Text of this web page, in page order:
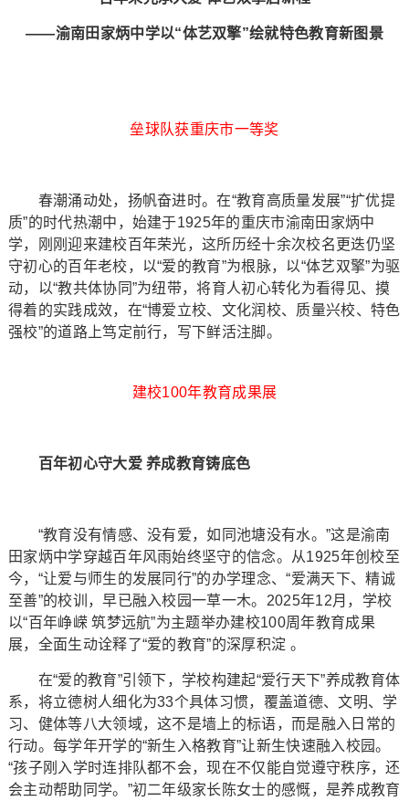
——渝南田家炳中学以“体艺双擎”绘就特色教育新图景
垒球队获重庆市一等奖
春潮涌动处，扬帆奋进时。在“教育高质量发展”“扩优提
质”的时代热潮中，始建于1925年的重庆市渝南田家炳中
学，刚刚迎来建校百年荣光，这所历经十余次校名更迭仍坚
守初心的百年老校，以“爱的教育”为根脉，以“体艺双擎”为驱
动，以“教共体协同”为纽带，将育人初心转化为看得见、摸
得着的实践成效，在“博爱立校、文化润校、质量兴校、特色
强校”的道路上笃定前行，写下鲜活注脚。
建校100年教育成果展
百年初心守大爱 养成教育铸底色
“教育没有情感、没有爱，如同池塘没有水。”这是渝南
田家炳中学穿越百年风雨始终坚守的信念。从1925年创校至
今，“让爱与师生的发展同行”的办学理念、“爱满天下、精诚
至善”的校训，早已融入校园一草一木。2025年12月，学校
以“百年峥嵘 筑梦远航”为主题举办建校100周年教育成果
展，全面生动诠释了“爱的教育”的深厚积淀 。
在“爱的教育”引领下，学校构建起“爱行天下”养成教育体
系，将立德树人细化为33个具体习惯，覆盖道德、文明、学
习、健体等八大领域，这不是墙上的标语，而是融入日常的
行动。每学年开学的“新生入格教育”让新生快速融入校园。
“孩子刚入学时连排队都不会，现在不仅能自觉遵守秩序，还
会主动帮助同学。”初二年级家长陈女士的感慨，是养成教育